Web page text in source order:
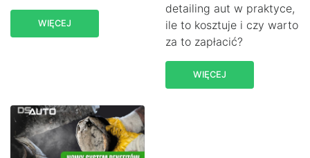
WIĘCEJ
detailing aut w praktyce,
ile to kosztuje i czy warto
za to zapłacić?
WIĘCEJ